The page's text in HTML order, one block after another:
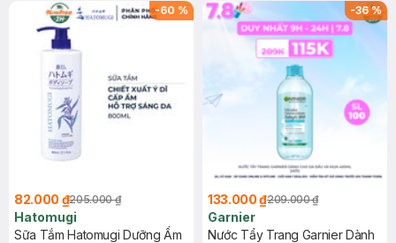
(SL có hạn)
-60 %
82.000 ₫205.000 ₫
Hatomugi
Sữa Tắm Hatomugi Dưỡng Ẩm
-36%
133.000 ₫209.000 ₫
Garnier
Nước Tẩy Trang Garnier Dành